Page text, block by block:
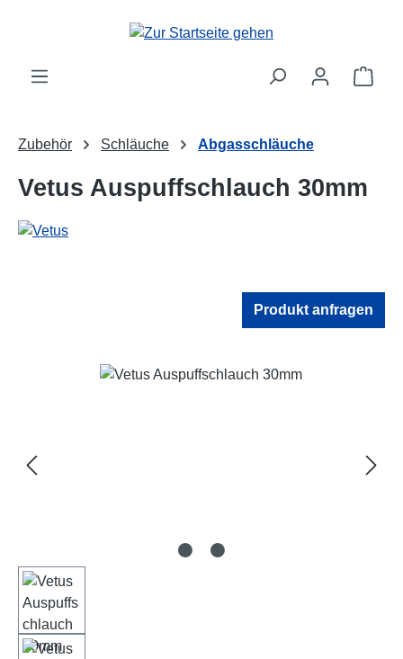
Zum Hauptinhalt springen
Zubehör Schläuche Abgasschläuche
Vetus Auspuffschlauch 30mm
Produkt anfragen
Bildergalerie überspringen